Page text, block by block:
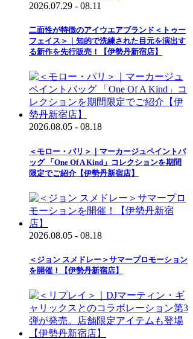
2026.07.29 - 08.11
二面性が特徴のアイウエアブランド＜トゥー
フェイス＞｜知的で洗練された目元を演出す
る新作を先行販売！【伊勢丹新宿店】
2026.08.05 - 08.18
＜モロー・パリ＞｜マーカージュペイントバ
ッグ 「One Of A Kind」コレクションを期間
限定でご紹介【伊勢丹新宿店】
2026.08.05 - 08.18
＜ジョン スメドレー＞サマープロモーション
を開催！【伊勢丹新宿店】